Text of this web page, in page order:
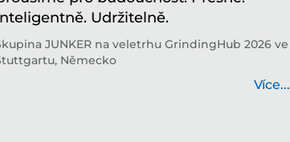
Udržitelně.
JUNKER na veletrhu GrindingHub 2026 ve
Německo
Více...